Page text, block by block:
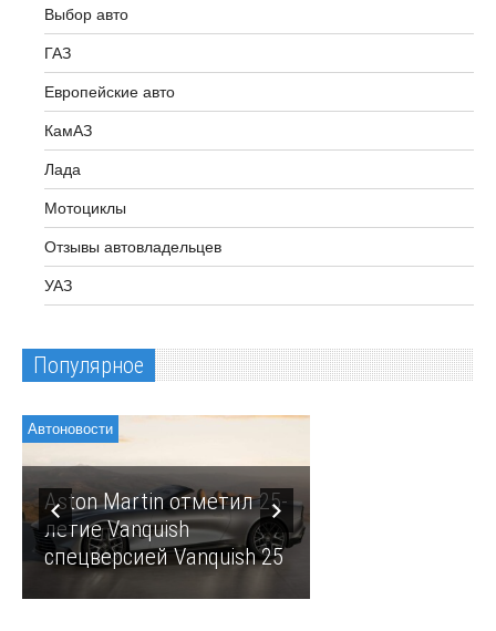
Выбор авто
ГАЗ
Европейские авто
КамАЗ
Лада
Мотоциклы
Отзывы автовладельцев
УАЗ
Популярное
Автоновости
Aston Martin отметил 25-
летие Vanquish
спецверсией Vanquish 25